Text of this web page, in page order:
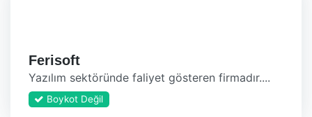
Ferisoft
Yazılım sektöründe faliyet gösteren firmadır....
Boykot Değil